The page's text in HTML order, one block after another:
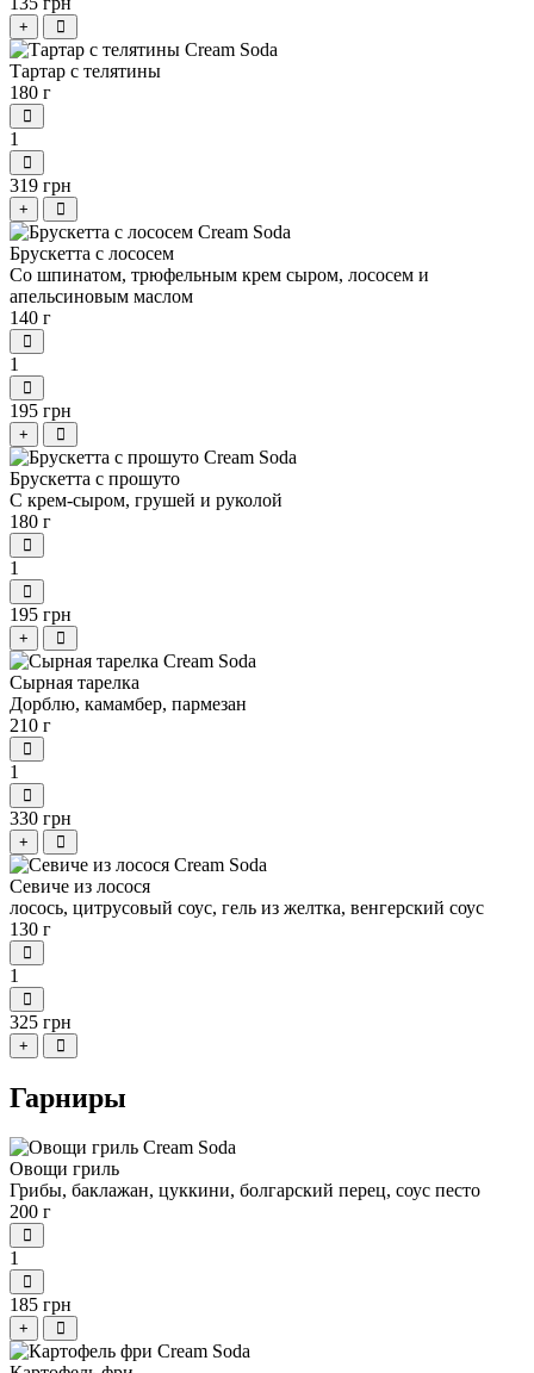
+
Тартар с телятины
180 г
1
319 грн
+
Брускетта с лососем
Со шпинатом, трюфельным крем сыром, лососем и
апельсиновым маслом
140 г
1
195 грн
+
Брускетта с прошуто
С крем-сыром, грушей и руколой
180 г
1
195 грн
+
Сырная тарелка
Дорблю, камамбер, пармезан
210 г
1
330 грн
+
Севиче из лосося
лосось, цитрусовый соус, гель из желтка, венгерский соус
130 г
1
325 грн
+
Гарниры
Овощи гриль
Грибы, баклажан, цуккини, болгарский перец, соус песто
200 г
1
185 грн
+